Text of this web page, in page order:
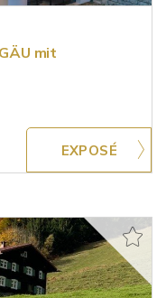
mit